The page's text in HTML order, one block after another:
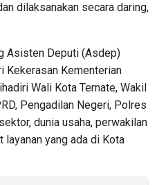
dilaksanakan secara daring,
Asisten Deputi (Asdep)
Kekerasan Kementerian
Wali Kota Ternate, Wakil
Pengadilan Negeri, Polres
dunia usaha, perwakilan
yang ada di Kota